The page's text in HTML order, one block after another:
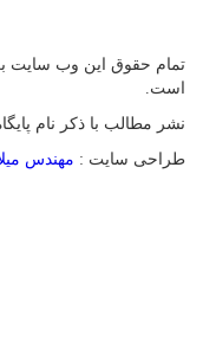
تمام حقوق این وب سایت
است.
نشر مطالب با ذکر نام
طراحی سایت : مهندس